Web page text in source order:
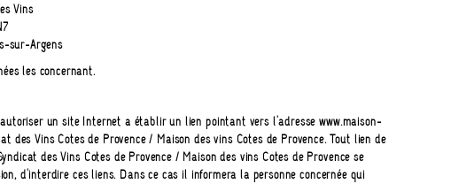
Vins
sur-Argens
les concernant.
un site Internet à établir un lien pointant vers l'adresse www.maison-
Vins Côtes de Provence / Maison des vins Côtes de Provence. Tout lien de
des Vins Côtes de Provence / Maison des vins Côtes de Provence se
d'interdire ces liens. Dans ce cas il informera la personne concernée qui